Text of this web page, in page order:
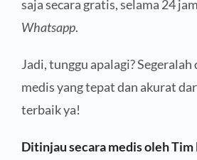
saja secara gratis, selama 24
Whatsapp.
Jadi, tunggu apalagi?
medis yang tepat dan akurat
terbaik ya!
Ditinjau secara medis oleh